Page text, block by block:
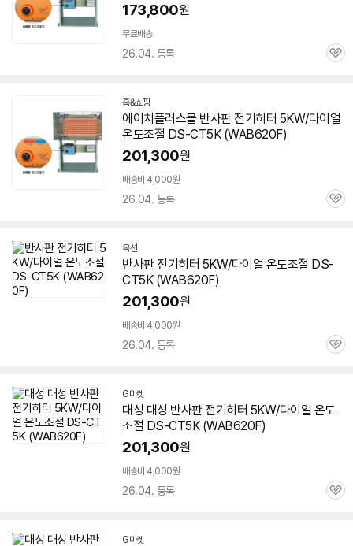
173,800원
무료배송
26.04. 등록
관
홈&쇼핑
에이치플러스몰 반사판 전기히터 5KW/다이얼
온도조절 DS-CT5K (WAB620F)
201,300원
배송비 4,000원
26.04. 등록
관
옥션
반사판 전기히터 5KW/다이얼 온도조절 DS-
CT5K (WAB620F)
201,300원
배송비 4,000원
26.04. 등록
관
G마켓
대성 대성 반사판 전기히터 5KW/다이얼 온도
조절 DS-CT5K (WAB620F)
201,300원
배송비 4,000원
26.04. 등록
관
G마켓